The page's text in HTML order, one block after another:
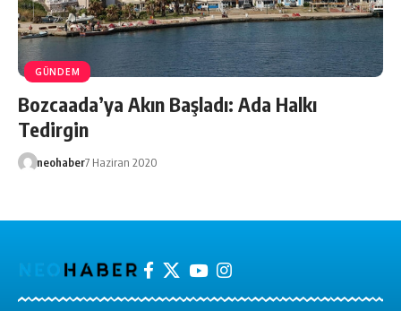
GÜNDEM
Bozcaada’ya Akın Başladı: Ada Halkı
Tedirgin
neohaber7 Haziran 2020